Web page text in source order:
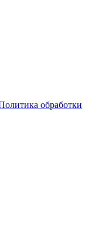
обработки